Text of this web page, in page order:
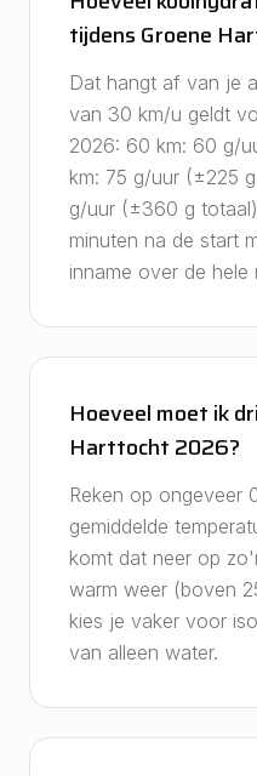
tijdens Groene
Dat hangt af van je
van 30 km/u geldt
2026: 60 km: 60 g/
km: 75 g/uur (±225
g/uur (±360 g
minuten na de start
inname over de hele
Hoeveel moet ik
Harttocht 2026?
Reken op ongeveer
gemiddelde
komt dat neer op
warm weer (boven
kies je vaker voor
van alleen water.